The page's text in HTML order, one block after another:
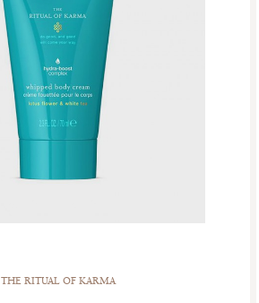
THE RITUAL OF KARMA